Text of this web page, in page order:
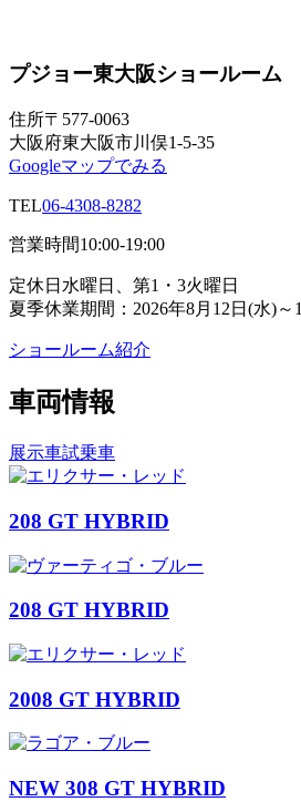
プジョー東大阪ショールー
住所〒577-0063
大阪府東大阪市川俣1-5-35
Googleマップでみる
TEL06-4308-8282
営業時間10:00-19:00
定休日 水曜日、第1・3火曜日
夏季休業期間：2026年8月12日(水)～
ショールーム紹介
車両情報
展示車試乗車
208 GT HYBRID
208 GT HYBRID
2008 GT HYBRID
NEW 308 GT HYBRID